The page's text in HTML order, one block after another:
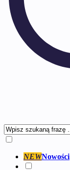
NEWNowości